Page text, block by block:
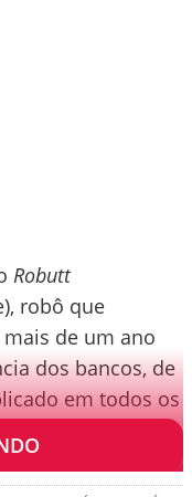
Robutt
robô que
de um ano
dos bancos, de
em todos os
região.